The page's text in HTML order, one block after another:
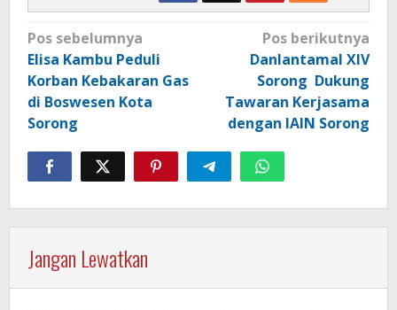
Navigasi
pos
Pos sebelumnya
Elisa Kambu Peduli
Korban Kebakaran Gas
di Boswesen Kota
Sorong
Pos berikutnya
Danlantamal XIV
Sorong Dukung
Tawaran Kerjasama
dengan IAIN Sorong
Jangan Lewatkan